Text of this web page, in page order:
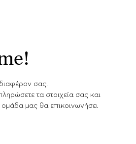
σας.
τα στοιχεία σας και
μας θα επικοινωνήσει